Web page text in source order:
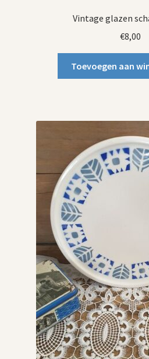
Vintage glazen
€8,00
Toevoegen aan